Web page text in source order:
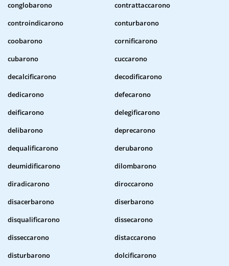
conglobarono
contrattaccarono
controindicarono
conturbarono
coobarono
cornificarono
cubarono
cuccarono
decalcificarono
decodificarono
dedicarono
defecarono
deificarono
delegificarono
delibarono
deprecarono
dequalificarono
derubarono
deumidificarono
dilombarono
diradicarono
diroccarono
disacerbarono
diserbarono
disqualificarono
dissecarono
disseccarono
distaccarono
disturbarono
dolcificarono